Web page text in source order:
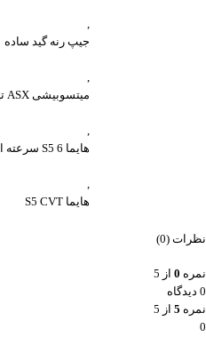
,
جیپ رنه گید ساده
,
میتسوبیشی ASX تیپ 2
,
هایما S5 6 سرعته اتوماتیک
,
هایما S5 CVT
نظرات (0)
نمره 0 از 5
0 دیدگاه
نمره 5 از 5
0